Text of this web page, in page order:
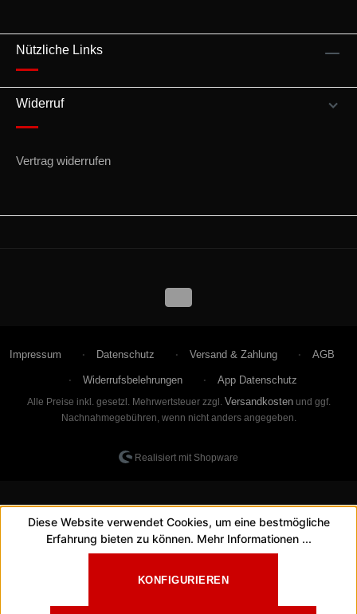
Nützliche Links
Widerruf
Vertrag widerrufen
Impressum Datenschutz Versand & Zahlung AGB
Widerrufsbelehrungen App Datenschutz
Alle Preise inkl. gesetzl. Mehrwertsteuer zzgl. Versandkostenund ggf.
Nachnahmegebühren, wenn nicht anders angegeben.
Realisiert mit Shopware
Diese Website verwendet Cookies, um eine bestmögliche
Erfahrung bieten zu können. Mehr Informationen ...
KONFIGURIEREN